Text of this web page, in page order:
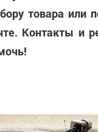
товара или
Контакты и